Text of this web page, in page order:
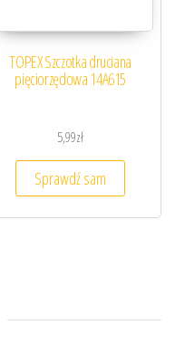
TOPEX Szczotka druciana
pięciorzędowa 14A615
5,99zł
Sprawdź sam